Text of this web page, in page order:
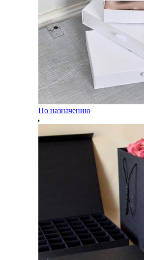
По назначению